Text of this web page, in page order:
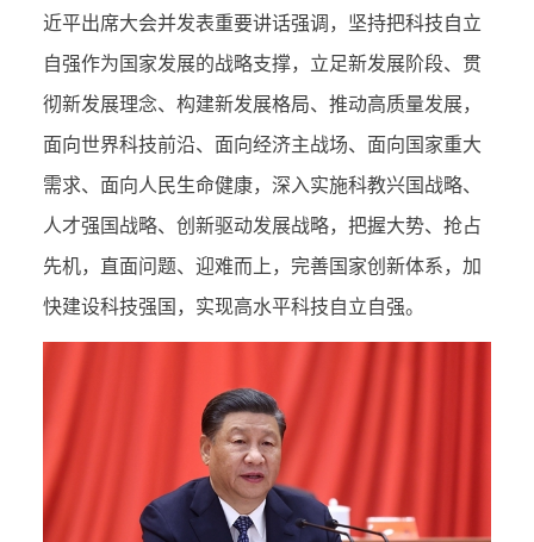
近平出席大会并发表重要讲话强调，坚持把科技自立
自强作为国家发展的战略支撑，立足新发展阶段、贯
彻新发展理念、构建新发展格局、推动高质量发展，
面向世界科技前沿、面向经济主战场、面向国家重大
需求、面向人民生命健康，深入实施科教兴国战略、
人才强国战略、创新驱动发展战略，把握大势、抢占
先机，直面问题、迎难而上，完善国家创新体系，加
快建设科技强国，实现高水平科技自立自强。